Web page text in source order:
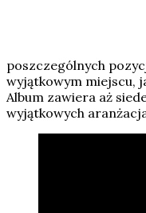
poszczególnych
wyjątkowym miejscu,
Album zawiera aż
wyjątkowych